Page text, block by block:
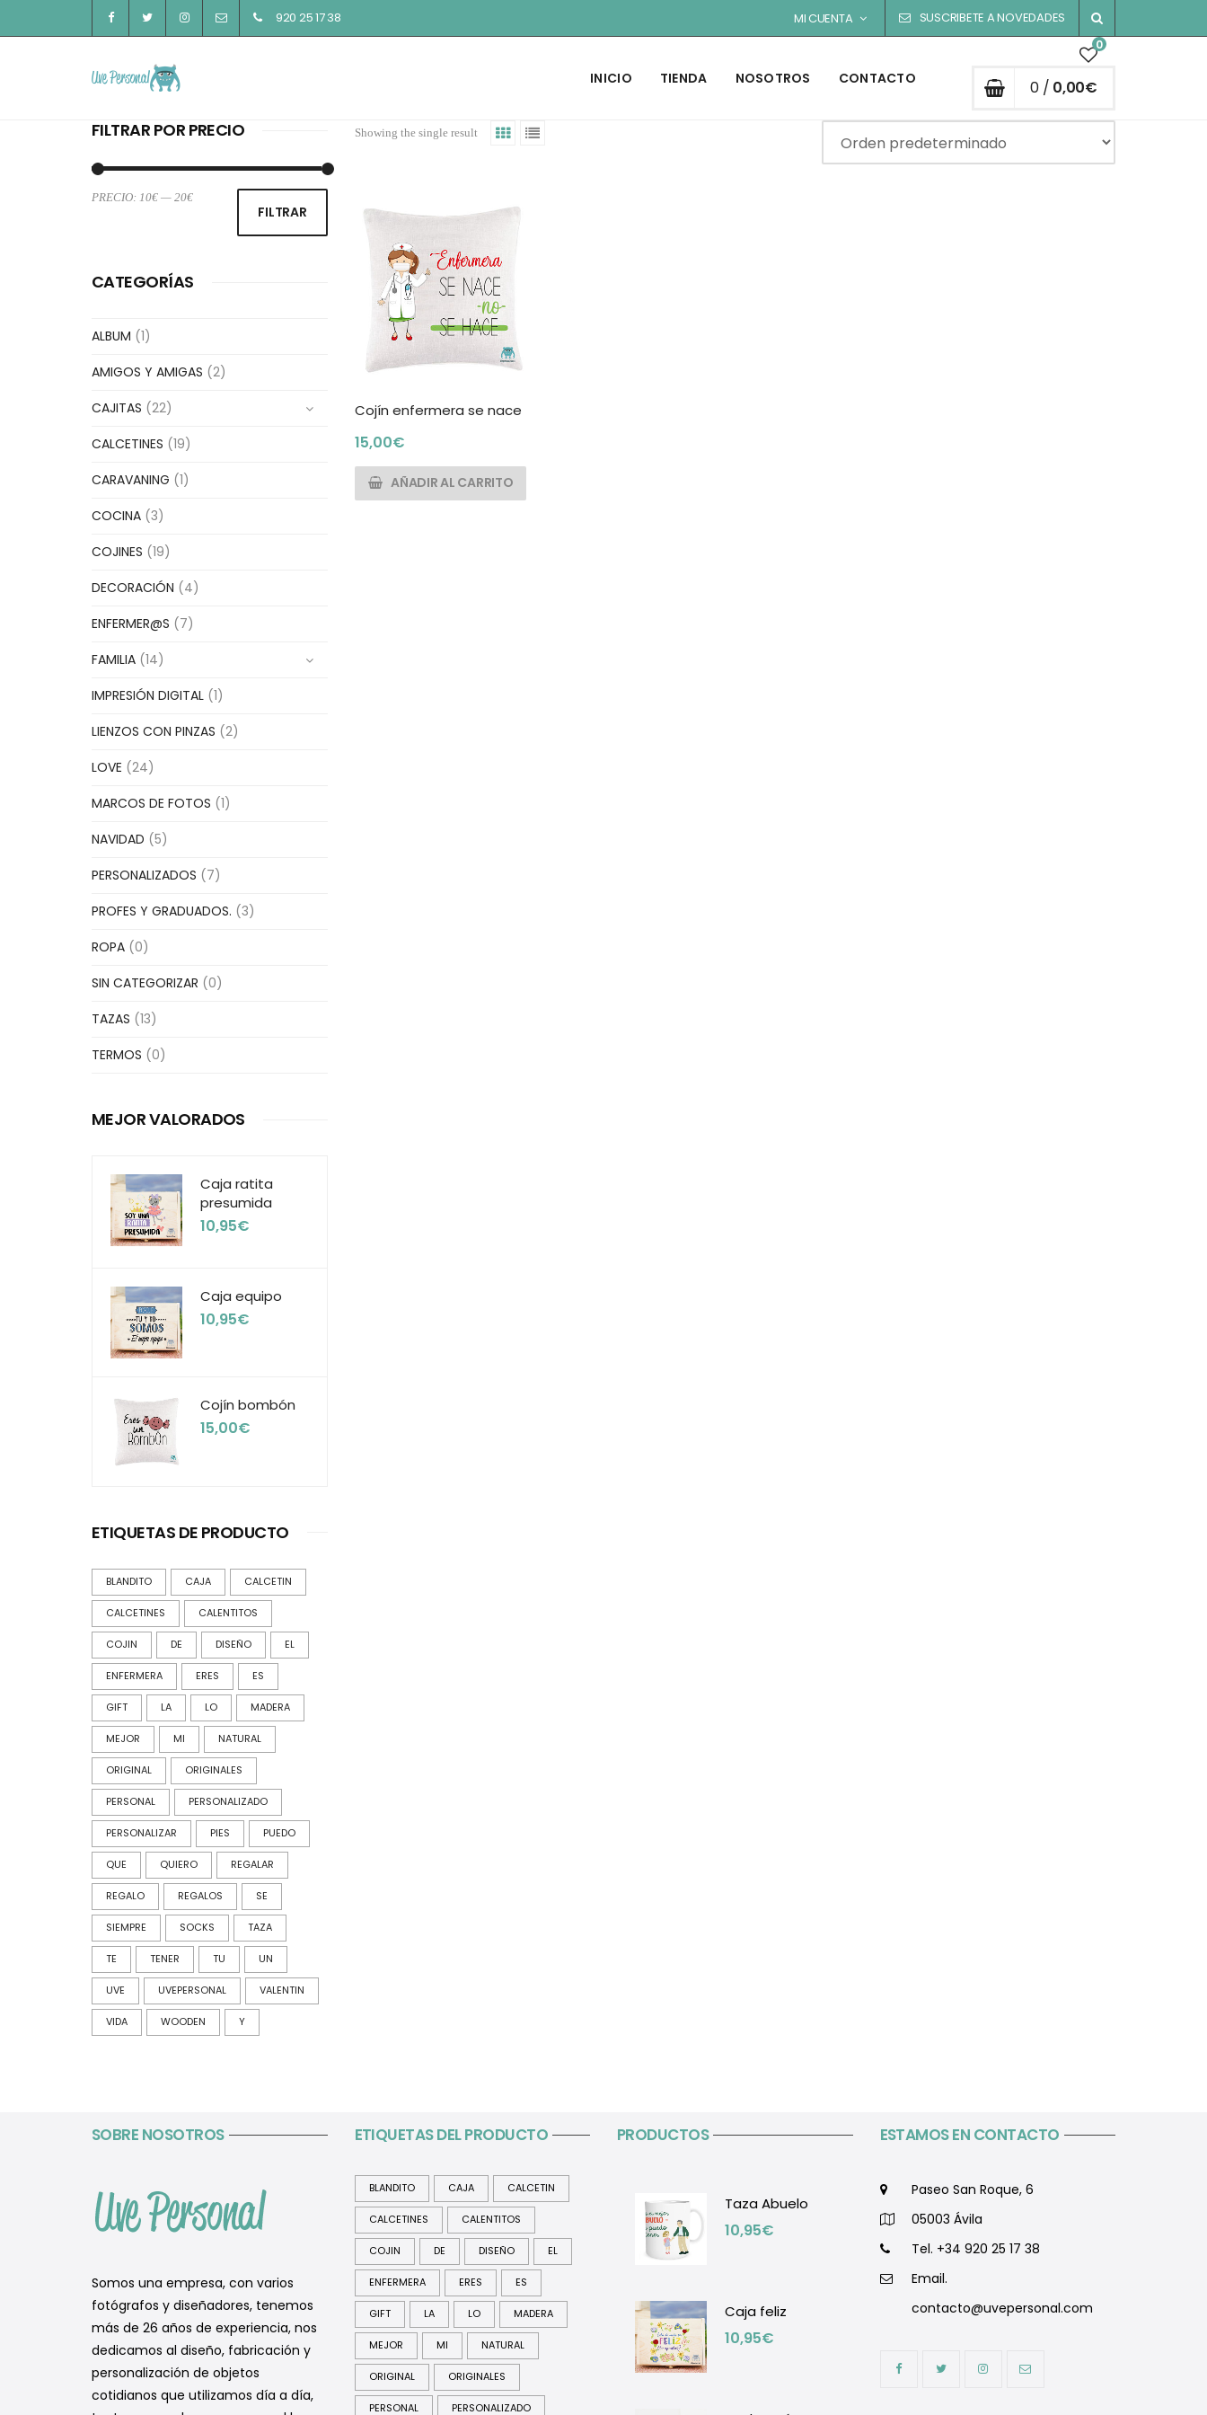
920 25 17 38 MI CUENTA SUSCRIBETE A NOVEDADES
INICIO TIENDA NOSOTROS CONTACTO
0
0 / 0,00€
Showing the single result
Cojín enfermera se nace
15,00€
AÑADIR AL CARRITO
FILTRAR POR PRECIO
mínimo
máximo
FILTRAR
PRECIO: 10€ — 20€
CATEGORÍAS
ALBUM (1)
AMIGOS Y AMIGAS (2)
CAJITAS (22)
CALCETINES (19)
CARAVANING (1)
COCINA (3)
COJINES (19)
DECORACIÓN (4)
ENFERMER@S (7)
FAMILIA (14)
IMPRESIÓN DIGITAL (1)
LIENZOS CON PINZAS (2)
LOVE (24)
MARCOS DE FOTOS (1)
NAVIDAD (5)
PERSONALIZADOS (7)
PROFES Y GRADUADOS. (3)
ROPA (0)
SIN CATEGORIZAR (0)
TAZAS (13)
TERMOS (0)
MEJOR VALORADOS
Caja ratita
presumida
10,95€
Caja equipo
10,95€
Cojín bombón
15,00€
ETIQUETAS DE PRODUCTO
BLANDITO CAJA CALCETIN
CALCETINES CALENTITOS
COJIN DE DISEÑO EL
ENFERMERA ERES ES
GIFT LA LO MADERA
MEJOR MI NATURAL
ORIGINAL ORIGINALES
PERSONAL PERSONALIZADO
PERSONALIZAR PIES PUEDO
QUE QUIERO REGALAR
REGALO REGALOS SE
SIEMPRE SOCKS TAZA
TE TENER TU UN
UVE UVEPERSONAL VALENTIN
VIDA WOODEN Y
SOBRE NOSOTROS
Somos una empresa, con varios
fotógrafos y diseñadores, tenemos
más de 26 años de experiencia, nos
dedicamos al diseño, fabricación y
personalización de objetos
cotidianos que utilizamos día a día,
ETIQUETAS DEL PRODUCTO
BLANDITO CAJA CALCETIN
CALCETINES CALENTITOS
COJIN DE DISEÑO EL
ENFERMERA ERES ES
GIFT LA LO MADERA
MEJOR MI NATURAL
ORIGINAL ORIGINALES
PERSONAL PERSONALIZADO
PRODUCTOS
Taza Abuelo
10,95€
Caja feliz
10,95€
ESTAMOS EN CONTACTO
Paseo San Roque, 6
05003 Ávila
Tel. +34 920 25 17 38
Email.
contacto@uvepersonal.com